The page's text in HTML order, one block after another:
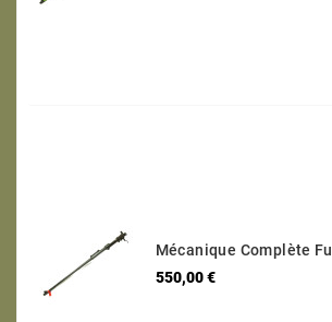
550,00 €Prix